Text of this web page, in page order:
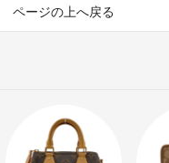
ページの上へ戻る